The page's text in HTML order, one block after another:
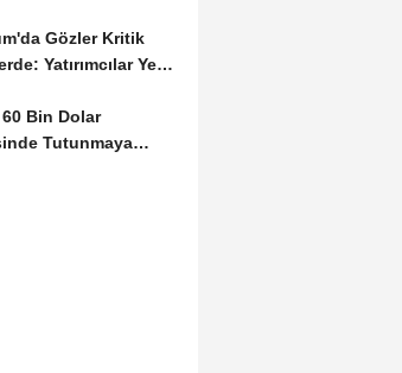
Gözler Kritik
Yatırımcılar Yeni
Bin Dolar
Tutunmaya